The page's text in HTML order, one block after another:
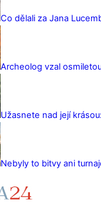
Co dělali za Jana
Archeolog vzal
Užasnete nad její
Nebyly to bitvy ani